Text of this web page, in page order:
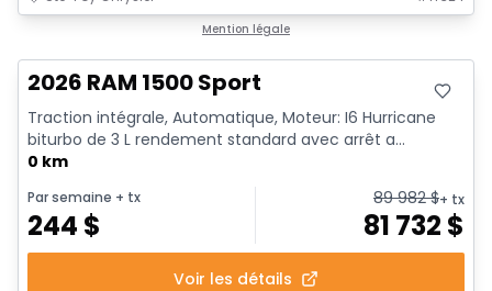
Mention légale
2026 RAM 1500 Sport
Traction intégrale, Automatique, Moteur: I6 Hurricane
biturbo de 3 L rendement standard avec arrêt a...
0 km
Par semaine + tx
244 $
89 982$+ tx
81 732 $
Voir les détails